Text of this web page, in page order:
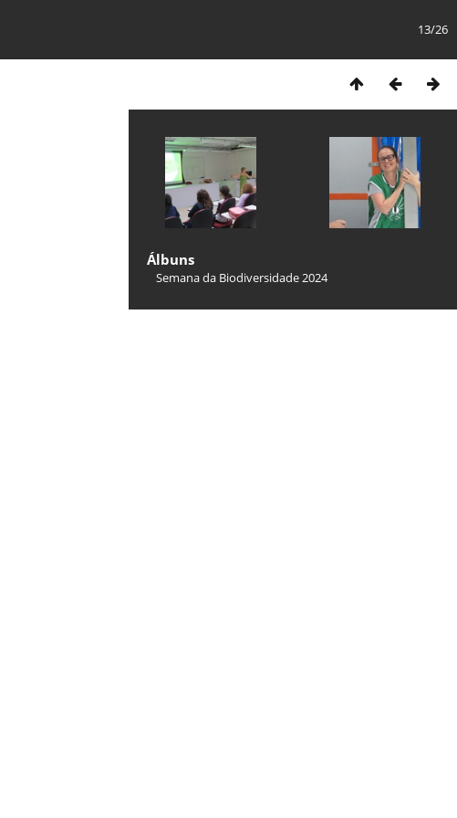
13/26
Álbuns
Semana da Biodiversidade 2024